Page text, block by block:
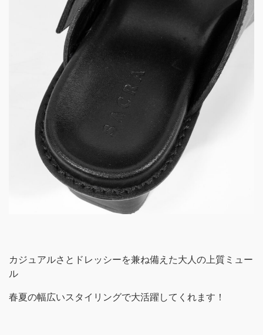
カジュアルさとドレッシーを兼ね備えた大人の上質ミュー
ル
春夏の幅広いスタイリングで大活躍してくれます！